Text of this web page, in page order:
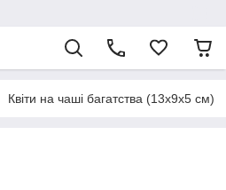
Квіти на чаші багатства (13х9х5 см)